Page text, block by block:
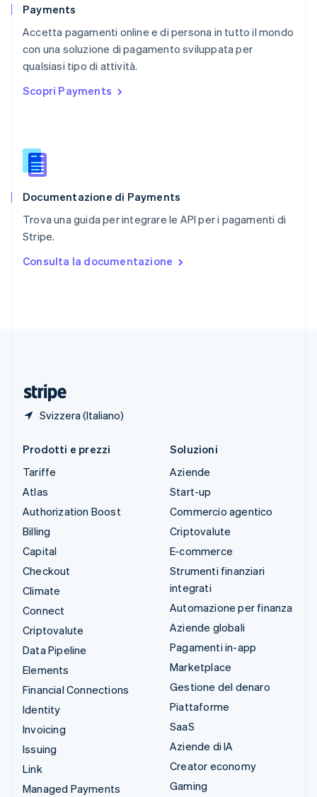
Payments
Accetta pagamenti online e di persona in tutto il mondo
con una soluzione di pagamento sviluppata per
qualsiasi tipo di attività.
Scopri Payments
Documentazione di Payments
Trova una guida per integrare le API per i pagamenti di
Stripe.
Consulta la documentazione
Svizzera (Italiano)
Português
English简体中文
Regno Unito
English
English
English
Slovacchia
Slovenia
Spagna
Español
English Español简体中文
Prodotti e prezzi
Tariffe
Atlas
Authorization Boost
Billing
Capital
Checkout
Climate
Connect
Criptovalute
Data Pipeline
Elements
Financial Connections
Identity
Invoicing
Issuing
Link
Managed Payments
Soluzioni
Aziende
Start-up
Commercio agentico
Criptovalute
E-commerce
Strumenti finanziari
integrati
Automazione per finanza
Aziende globali
Pagamenti in-app
Marketplace
Gestione del denaro
Piattaforme
SaaS
Aziende di IA
Creator economy
Gaming